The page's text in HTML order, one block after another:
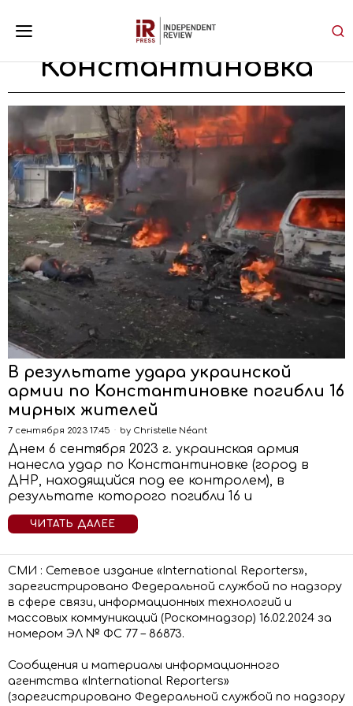
Константиновка
В результате удара украинской
армии по Константиновке погибли 16
мирных жителей
7 сентября 2023 17:45 by Christelle Néant
Днем 6 сентября 2023 г. украинская армия
нанесла удар по Константиновке (город в
ДНР, находящийся под ее контролем), в
результате которого погибли 16 и
ЧИТАТЬ ДАЛЕЕ
СМИ : Сетевое издание «International Reporters»,
зарегистрировано Федеральной службой по надзору
в сфере связи, информационных технологий и
массовых коммуникаций (Роскомнадзор) 16.02.2024 за
номером ЭЛ № ФС 77 – 86873.
Сообщения и материалы информационного
агентства «International Reporters»
(зарегистрировано Федеральной службой по надзору